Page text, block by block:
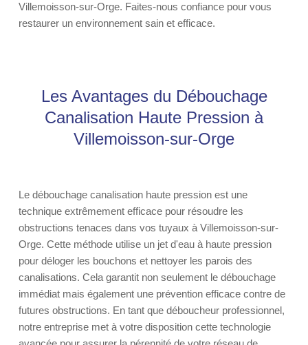
Villemoisson-sur-Orge. Faites-nous confiance pour vous
restaurer un environnement sain et efficace.
Les Avantages du Débouchage
Canalisation Haute Pression à
Villemoisson-sur-Orge
Le débouchage canalisation haute pression est une
technique extrêmement efficace pour résoudre les
obstructions tenaces dans vos tuyaux à Villemoisson-sur-
Orge. Cette méthode utilise un jet d'eau à haute pression
pour déloger les bouchons et nettoyer les parois des
canalisations. Cela garantit non seulement le débouchage
immédiat mais également une prévention efficace contre de
futures obstructions. En tant que déboucheur professionnel,
notre entreprise met à votre disposition cette technologie